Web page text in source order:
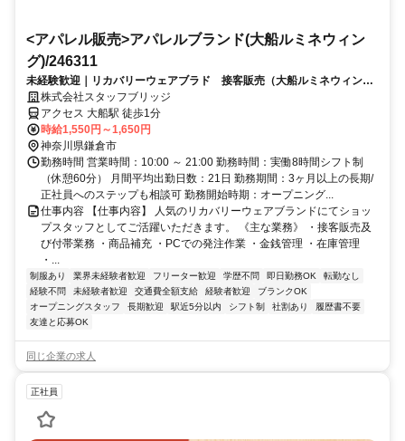
<アパレル販売>アパレルブランド(大船ルミネウィン
グ)/246311
未経験歓迎｜リカバリーウェアブラド 接客販売（大船ルミネウィン
グ）制服貸与・社割あり・交通費支給
株式会社スタッフブリッジ
アクセス 大船駅 徒歩1分
時給1,550円～1,650円
神奈川県鎌倉市
勤務時間 営業時間：10:00 ～ 21:00 勤務時間：実働8時間シフト制
（休憩60分） 月間平均出勤日数：21日 勤務期間：3ヶ月以上の長期/
正社員へのステップも相談可 勤務開始時期：オープニング...
仕事内容 【仕事内容】 人気のリカバリーウェアブランドにてショッ
プスタッフとしてご活躍いただきます。 《主な業務》 ・接客販売及
び付帯業務 ・商品補充 ・PCでの発注作業 ・金銭管理 ・在庫管理
・...
制服あり 業界未経験者歓迎 フリーター歓迎 学歴不問 即日勤務OK
転勤なし
経験不問
未経験者歓迎 交通費全額支給 経験者歓迎
ブランクOK
オープニングスタッフ
長期歓迎 駅近5分以内 シフト制 社割あり
履歴書不要
友達と応募OK
同じ企業の求人
正社員